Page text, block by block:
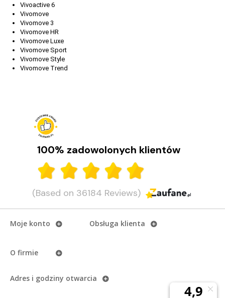
Vivoactive 6
Vivomove
Vivomove 3
Vivomove HR
Vivomove Luxe
Vivomove Sport
Vivomove Style
Vivomove Trend
100% zadowolonych klientów
(Based on 36184 Reviews)
Moje konto
O firmie
Obsługa klienta
Adres i godziny otwarcia